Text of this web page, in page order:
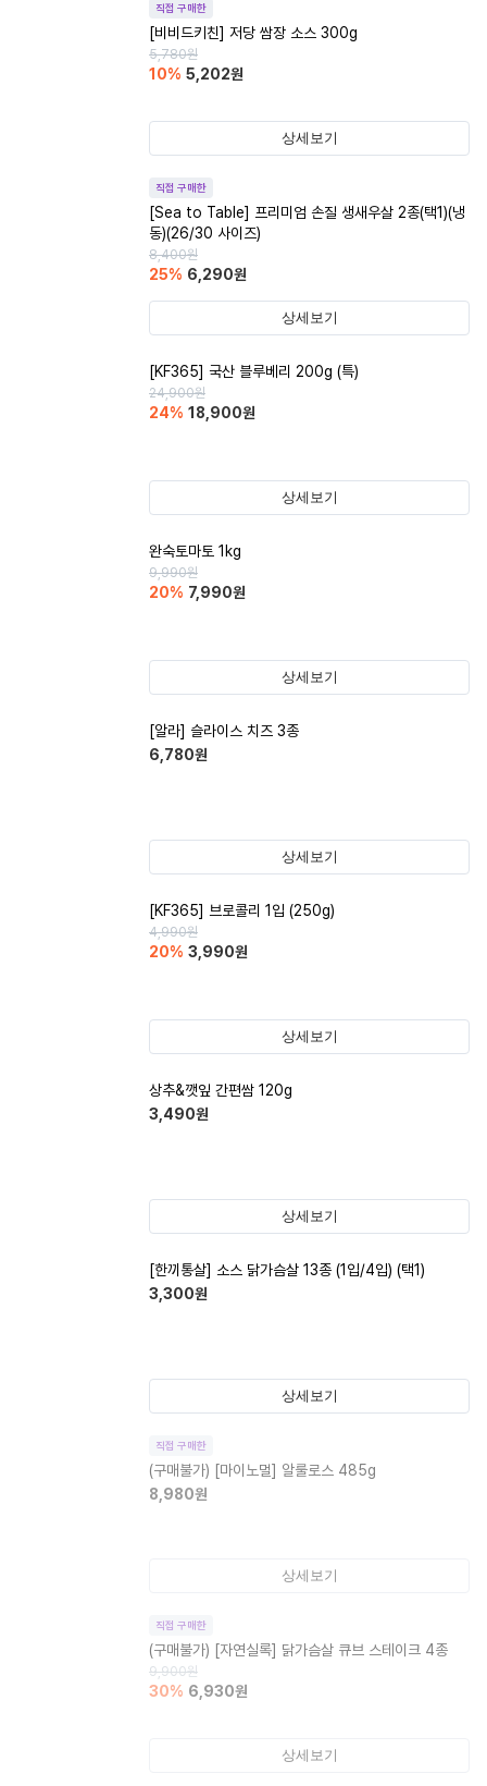
직접 구매한
[비비드키친] 저당 쌈장 소스 300g
5,780원
10% 5,202원
상세보기
직접 구매한
[Sea to Table] 프리미엄 손질 생새우살 2종(택1)(냉
동)(26/30 사이즈)
8,400원
25% 6,290원
상세보기
[KF365] 국산 블루베리 200g (특)
24,900원
24% 18,900원
상세보기
완숙토마토 1kg
9,990원
20% 7,990원
상세보기
[알라] 슬라이스 치즈 3종
6,780원
상세보기
[KF365] 브로콜리 1입 (250g)
4,990원
20% 3,990원
상세보기
상추&깻잎 간편쌈 120g
3,490원
상세보기
[한끼통살] 소스 닭가슴살 13종 (1입/4입) (택1)
3,300원
상세보기
직접 구매한
(구매불가) [마이노멀] 알룰로스 485g
8,980원
상세보기
직접 구매한
(구매불가) [자연실록] 닭가슴살 큐브 스테이크 4종
9,900원
30% 6,930원
상세보기